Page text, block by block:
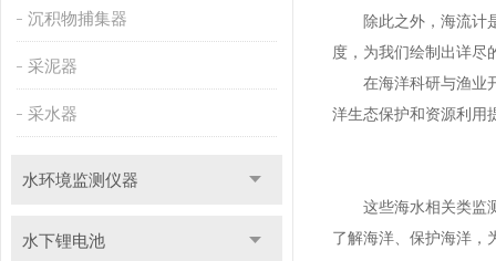
沉积物捕集器
采泥器
采水器
水环境监测仪器
水下锂电池
除此之外，海流计是
度，为我们绘制出详尽
在海洋科研与渔业开
洋生态保护和资源利用
这些海水相关类监测
了解海洋、保护海洋，